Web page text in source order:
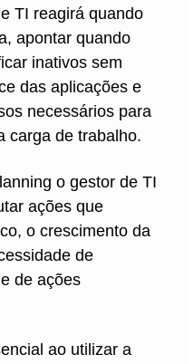
TI reagirá quando
apontar quando
inativos sem
das aplicações e
necessários para
carga de trabalho.
o gestor de TI
ações que
o crescimento da
de
de ações
ao utilizar a